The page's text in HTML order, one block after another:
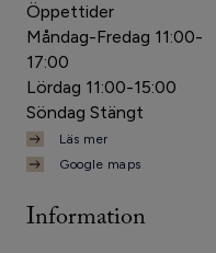
Öppettider
Måndag-Fredag 11:00-
17:00
Lördag 11:00-15:00
Söndag Stängt
Läs mer
Google maps
Information